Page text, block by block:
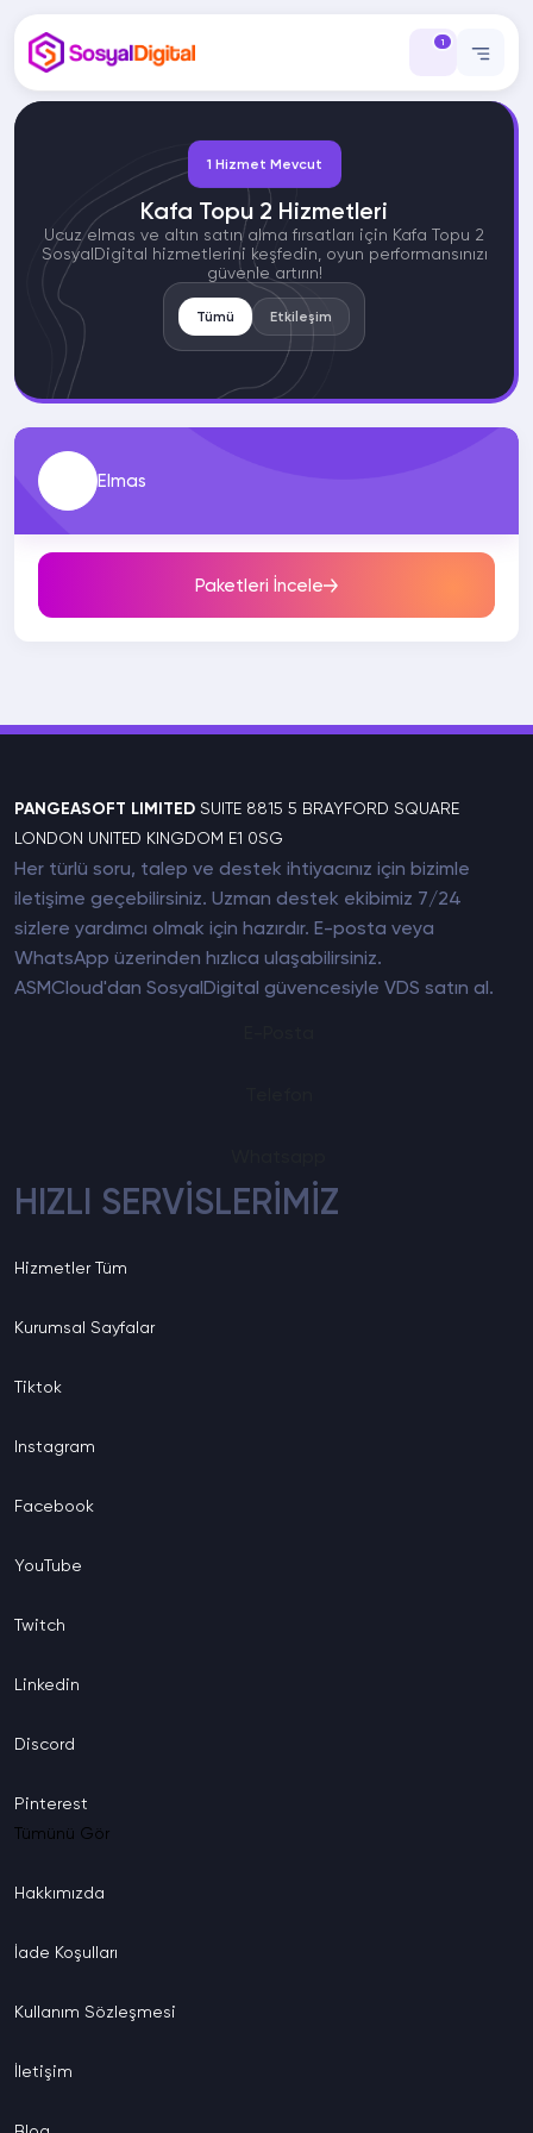
1
1 Hizmet Mevcut
Kafa Topu 2 Hizmetleri
Ucuz elmas ve altın satın alma fırsatları için Kafa Topu 2
SosyalDigital hizmetlerini keşfedin, oyun performansınızı
güvenle artırın!
Tümü Etkileşim
Elmas
Paketleri İncele
PANGEASOFT LIMITED SUITE 8815 5 BRAYFORD SQUARE
LONDON UNITED KINGDOM E1 0SG
Her türlü soru, talep ve destek ihtiyacınız için bizimle
iletişime geçebilirsiniz. Uzman destek ekibimiz 7/24
sizlere yardımcı olmak için hazırdır. E-posta veya
WhatsApp üzerinden hızlıca ulaşabilirsiniz.
ASMCloud'dan SosyalDigital güvencesiyle VDS satın al.
HIZLI SERVİSLERİMİZ
Hizmetler Tüm
Kurumsal Sayfalar
Tiktok
Instagram
Facebook
YouTube
Twitch
Linkedin
Discord
Pinterest
Tümünü Gör
Hakkımızda
İade Koşulları
Kullanım Sözleşmesi
İletişim